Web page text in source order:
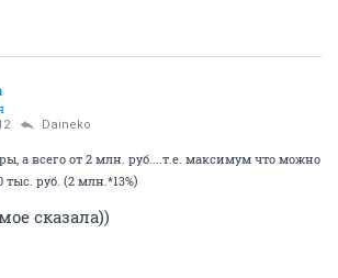
Daineko
а всего от 2 млн. руб....т.е. максимум что можно
тыс. руб. (2 млн.*13%)
сказала))